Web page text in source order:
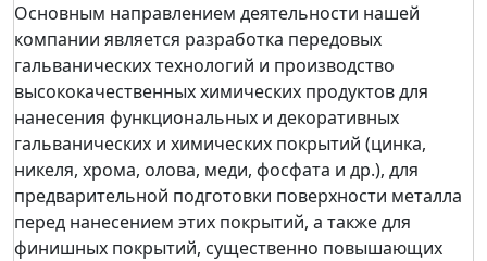
Основным направлением деятельности нашей
компании является разработка передовых
гальванических технологий и производство
высококачественных химических продуктов для
нанесения функциональных и декоративных
гальванических и химических покрытий (цинка,
никеля, хрома, олова, меди, фосфата и др.), для
предварительной подготовки поверхности металла
перед нанесением этих покрытий, а также для
финишных покрытий, существенно повышающих